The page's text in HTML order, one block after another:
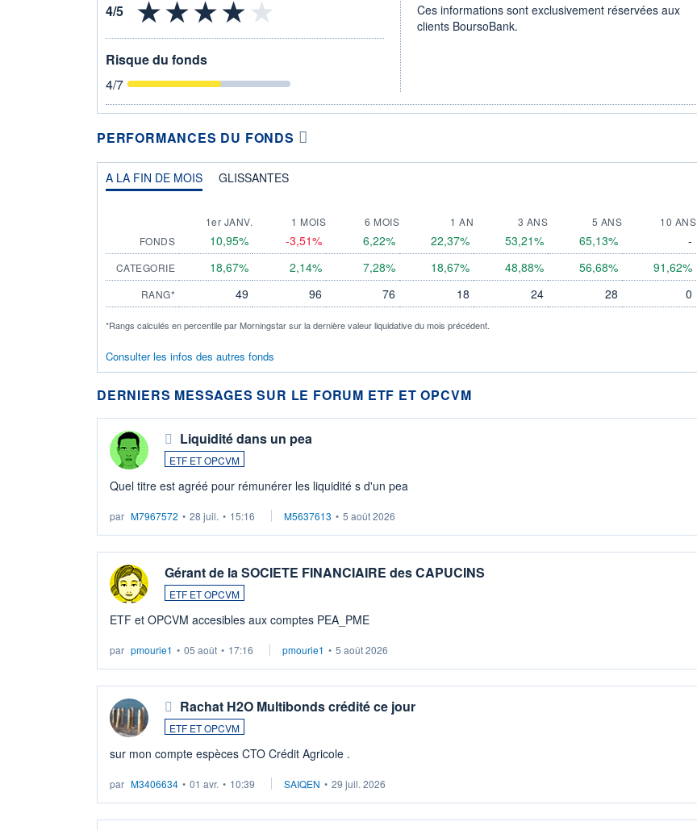
Risque du fonds
4/7
Ces informations sont exclusivement réservées aux
clients BoursoBank.
PERFORMANCES DU FONDS
A LA FIN DE MOIS GLISSANTES
1er JANV. 1 MOIS 6 MOIS 1 AN 3 ANS 5 ANS
10 ANS
FONDS
10,95% -3,51% 6,22% 22,37% 53,21% 65,13% -
CATEGORIE 18,67% 2,14% 7,28% 18,67% 48,88% 56,68% 91,62%
RANG* 49 96 76 18 24 28 0
*Rangs calculés en percentile par Morningstar sur la dernière valeur liquidative du mois précédent.
Consulter les infos des autres fonds
DERNIERS MESSAGES SUR LE FORUM ETF ET OPCVM
Liquidité dans un pea
ETF ET OPCVM
Quel titre est agréé pour rémunérer les liquidité s d'un pea
par M7967572 • 28 juil. • 15:16 M5637613 • 5 août 2026
Gérant de la SOCIETE FINANCIAIRE des CAPUCINS
ETF ET OPCVM
ETF et OPCVM accesibles aux comptes PEA_PME
par pmourie1 • 05 août • 17:16 pmourie1 • 5 août 2026
Rachat H2O Multibonds crédité ce jour
ETF ET OPCVM
sur mon compte espèces CTO Crédit Agricole .
par M3406634 • 01 avr. • 10:39 SAIQEN • 29 juil. 2026